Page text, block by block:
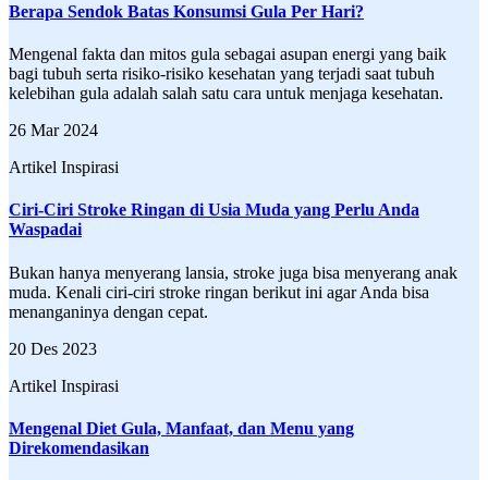
Berapa Sendok Batas Konsumsi Gula Per Hari?
Mengenal fakta dan mitos gula sebagai asupan energi yang baik
bagi tubuh serta risiko-risiko kesehatan yang terjadi saat tubuh
kelebihan gula adalah salah satu cara untuk menjaga kesehatan.
26 Mar 2024
Artikel Inspirasi
Ciri-Ciri Stroke Ringan di Usia Muda yang Perlu Anda
Waspadai
Bukan hanya menyerang lansia, stroke juga bisa menyerang anak
muda. Kenali ciri-ciri stroke ringan berikut ini agar Anda bisa
menanganinya dengan cepat.
20 Des 2023
Artikel Inspirasi
Mengenal Diet Gula, Manfaat, dan Menu yang
Direkomendasikan